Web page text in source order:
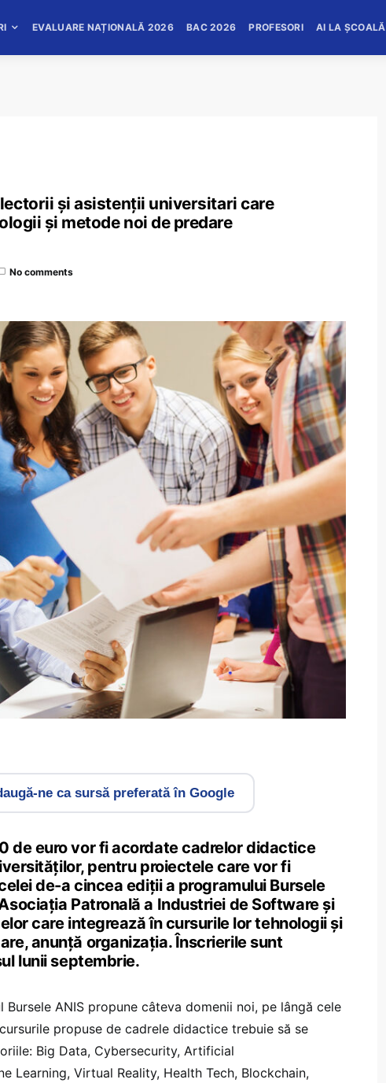
EVALUARE NAȚIONALĂ 2026 BAC 2026 PROFESORI AI LA ȘCOALĂ
și asistenții universitari care
și metode noi de predare
No comments
ne ca sursă preferată în Google
de euro vor fi acordate cadrelor didactice
pentru proiectele care vor fi
de-a cincea ediții a programului Bursele
Patronală a Industriei de Software și
care integrează în cursurile lor tehnologii și
anunță organizația. Înscrierile sunt
lunii septembrie.
Bursele ANIS propune câteva domenii noi, pe lângă cele
propuse de cadrele didactice trebuie să se
Big Data, Cybersecurity, Artificial
Learning, Virtual Reality, Health Tech, Blockchain,